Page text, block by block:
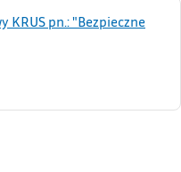
pn.: "Bezpieczne